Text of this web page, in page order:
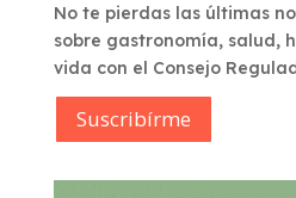
No te pierdas las últimas
sobre gastronomía, salud,
vida con el Consejo
Suscribírme